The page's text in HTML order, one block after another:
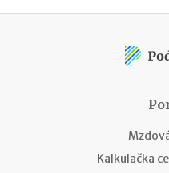
Kalkulačka